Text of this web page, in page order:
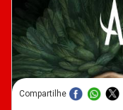
Compartilhe